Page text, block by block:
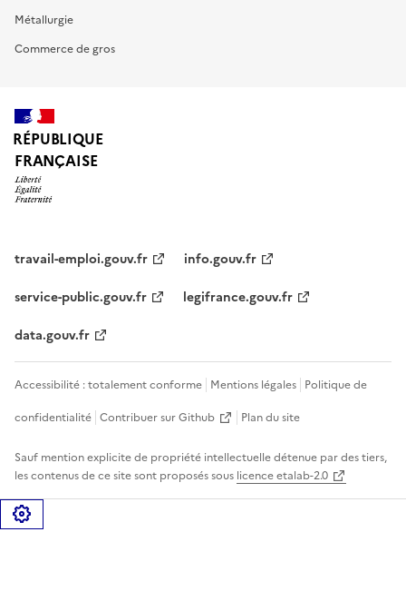
Métallurgie
Commerce de gros
RÉPUBLIQUE
FRANÇAISE
travail-emploi.gouv.fr
info.gouv.fr
service-public.gouv.fr
legifrance.gouv.fr
data.gouv.fr
Accessibilité : totalement conforme Mentions légales Politique de
confidentialité Contribuer sur Github Plan du site
Sauf mention explicite de propriété intellectuelle détenue par des tiers,
les contenus de ce site sont proposés sous licence etalab-2.0
Gérer les cookies